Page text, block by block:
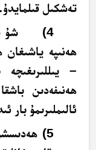
تەشكىل
4) شۇ
– يىللىرىغىچە
ھەنىفەدىن
ئالىملىرىمۇ بار
5)